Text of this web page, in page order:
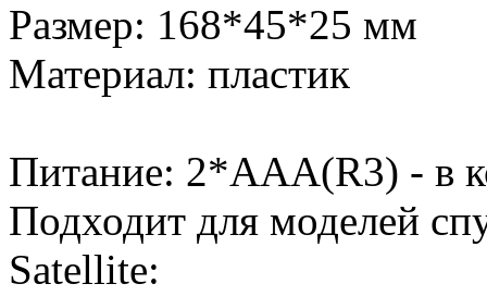
Размер: 168*45*25 мм
Материал: пластик
Питание: 2*ААА(R3) - в
Подходит для моделей
Satellite: